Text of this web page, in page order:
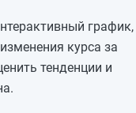
график,
курса за
тенденции и